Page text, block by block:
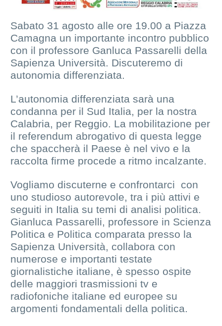
Sabato 31 agosto alle ore 19.00 a Piazza
Camagna un importante incontro pubblico
con il professore Ganluca Passarelli della
Sapienza Università. Discuteremo di
autonomia differenziata.
L’autonomia differenziata sarà una
condanna per il Sud Italia, per la nostra
Calabria, per Reggio. La mobilitazione per
il referendum abrogativo di questa legge
che spaccherà il Paese è nel vivo e la
raccolta firme procede a ritmo incalzante.
Vogliamo discuterne e confrontarci con
uno studioso autorevole, tra i più attivi e
seguiti in Italia su temi di analisi politica.
Gianluca Passarelli, professore in Scienza
Politica e Politica comparata presso la
Sapienza Università, collabora con
numerose e importanti testate
giornalistiche italiane, è spesso ospite
delle maggiori trasmissioni tv e
radiofoniche italiane ed europee su
argomenti fondamentali della politica.